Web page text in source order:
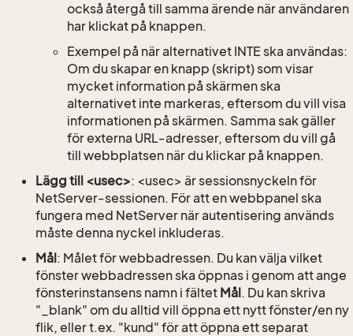
också återgå till samma ärende när användaren
har klickat på knappen.
Exempel på när alternativet INTE ska användas:
Om du skapar en knapp (skript) som visar
mycket information på skärmen ska
alternativet inte markeras, eftersom du vill visa
informationen på skärmen. Samma sak gäller
för externa URL-adresser, eftersom du vill gå
till webbplatsen när du klickar på knappen.
Lägg till <usec>: <usec> är sessionsnyckeln för
NetServer-sessionen. För att en webbpanel ska
fungera med NetServer när autentisering används
måste denna nyckel inkluderas.
Mål: Målet för webbadressen. Du kan välja vilket
fönster webbadressen ska öppnas i genom att ange
fönsterinstansens namn i fältet Mål. Du kan skriva
"_blank" om du alltid vill öppna ett nytt fönster/en ny
flik, eller t.ex. "kund" för att öppna ett separat